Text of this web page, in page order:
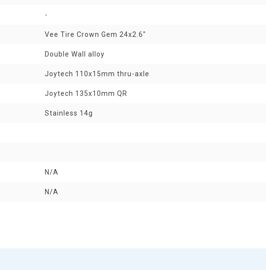
-
Vee Tire Crown Gem 24x2.6"
Double Wall alloy
Joytech 110x15mm thru-axle
Joytech 135x10mm QR
Stainless 14g
N/A
N/A